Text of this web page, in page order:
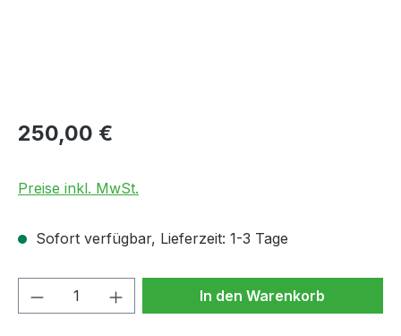
Regulärer Preis:
250,00 €
Preise inkl. MwSt.
Sofort verfügbar, Lieferzeit: 1-3 Tage
Produkt Anzahl: Gib denIn den Warenkorb